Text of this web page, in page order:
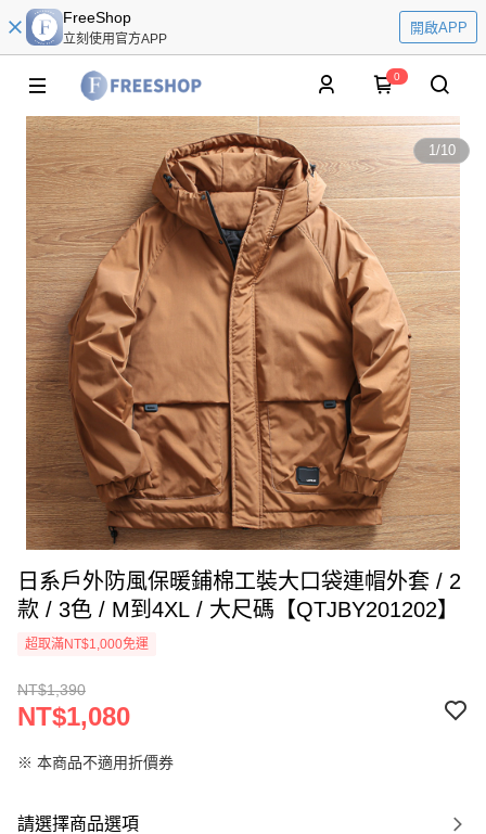
FreeShop
立刻使用官方APP
開啟APP
0
1/10
日系戶外防風保暖鋪棉工裝大口袋連帽外套 / 2
款 / 3色 / M到4XL / 大尺碼【QTJBY201202】
超取滿NT$1,000免運
NT$1,390
NT$1,080
※ 本商品不適用折價券
請選擇商品選項